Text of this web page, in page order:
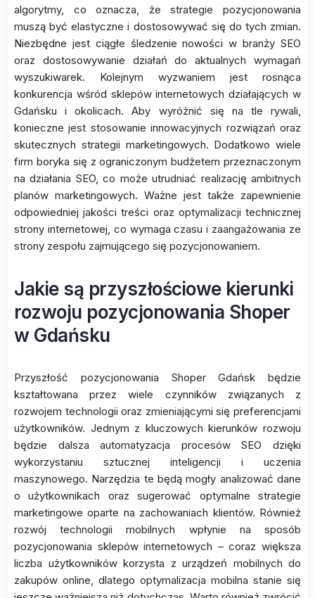
algorytmy, co oznacza, że strategie pozycjonowania
muszą być elastyczne i dostosowywać się do tych zmian.
Niezbędne jest ciągłe śledzenie nowości w branży SEO
oraz dostosowywanie działań do aktualnych wymagań
wyszukiwarek. Kolejnym wyzwaniem jest rosnąca
konkurencja wśród sklepów internetowych działających w
Gdańsku i okolicach. Aby wyróżnić się na tle rywali,
konieczne jest stosowanie innowacyjnych rozwiązań oraz
skutecznych strategii marketingowych. Dodatkowo wiele
firm boryka się z ograniczonym budżetem przeznaczonym
na działania SEO, co może utrudniać realizację ambitnych
planów marketingowych. Ważne jest także zapewnienie
odpowiedniej jakości treści oraz optymalizacji technicznej
strony internetowej, co wymaga czasu i zaangażowania ze
strony zespołu zajmującego się pozycjonowaniem.
Jakie są przyszłościowe kierunki
rozwoju pozycjonowania Shoper
w Gdańsku
Przyszłość pozycjonowania Shoper Gdańsk będzie
kształtowana przez wiele czynników związanych z
rozwojem technologii oraz zmieniającymi się preferencjami
użytkowników. Jednym z kluczowych kierunków rozwoju
będzie dalsza automatyzacja procesów SEO dzięki
wykorzystaniu sztucznej inteligencji i uczenia
maszynowego. Narzędzia te będą mogły analizować dane
o użytkownikach oraz sugerować optymalne strategie
marketingowe oparte na zachowaniach klientów. Również
rozwój technologii mobilnych wpłynie na sposób
pozycjonowania sklepów internetowych – coraz większa
liczba użytkowników korzysta z urządzeń mobilnych do
zakupów online, dlatego optymalizacja mobilna stanie się